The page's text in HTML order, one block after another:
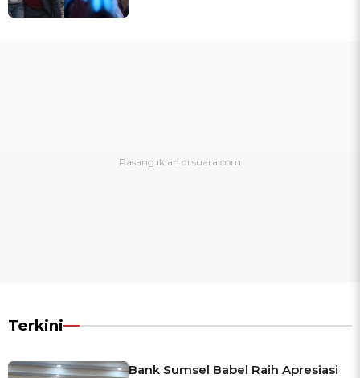
Terkini
Bank Sumsel Babel Raih Apresiasi